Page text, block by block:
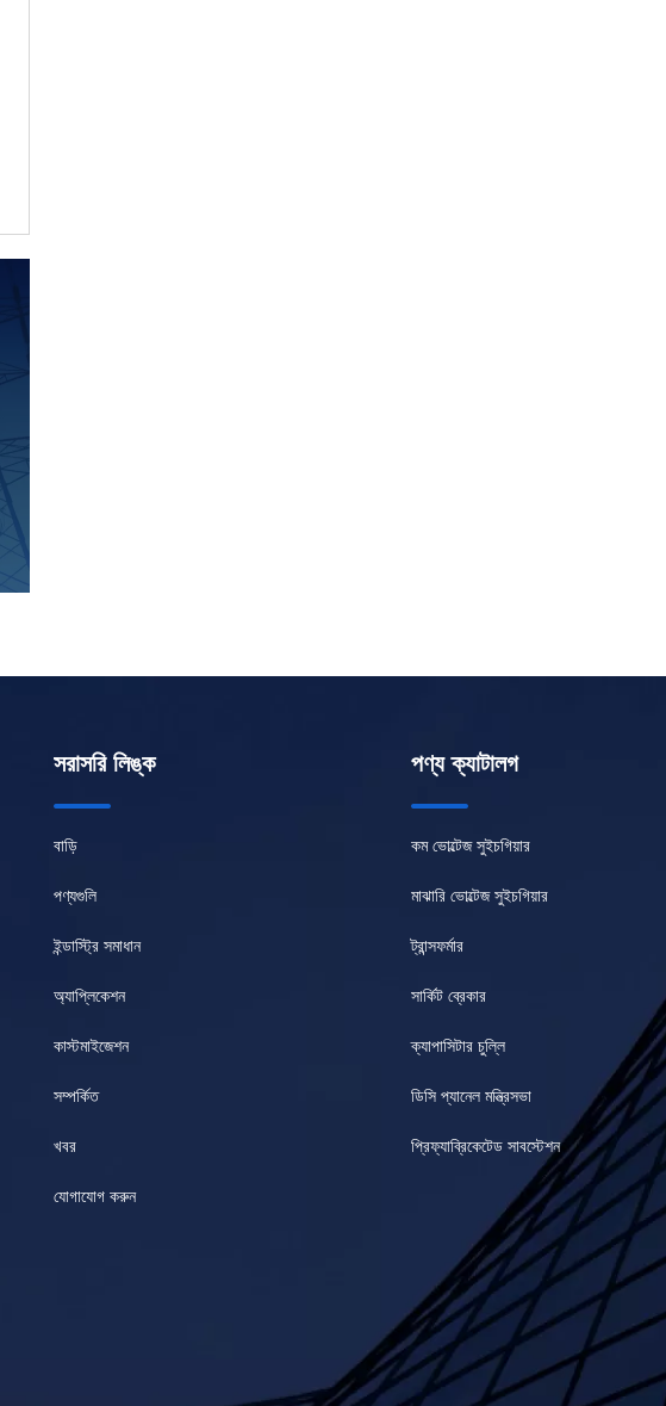
সরাসরি লিঙ্ক
বাড়ি
পণ্যগুলি
ইন্ডাস্ট্রি সমাধান
অ্যাপ্লিকেশন
কাস্টমাইজেশন
সম্পর্কিত
খবর
যোগাযোগ করুন
পণ্য ক্যাটালগ
কম ভোল্টেজ সুইচগিয়ার
মাঝারি ভোল্টেজ সুইচগিয়ার
ট্রান্সফর্মার
সার্কিট ব্রেকার
ক্যাপাসিটার চুল্লি
ডিসি প্যানেল মন্ত্রিসভা
প্রিফ্যাব্রিকেটেড সাবস্টেশন